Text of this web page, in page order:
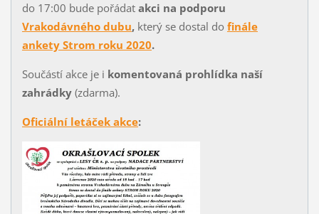
do 17:00 bude pořádat akci na podporu
Vrakodávného dubu, který se dostal do finále
ankety Strom roku 2020.
Součástí akce je i komentovaná prohlídka naší
zahrádky(zdarma).
Oficiální letáček akce: